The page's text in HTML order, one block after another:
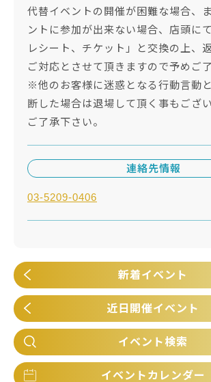
代替イベントの開催が困難な場合、
ントに参加が出来ない場合、店頭に
レシート、チケット」と交換の上、
ご対応とさせて頂きますので予めご
※他のお客様に迷惑となる行動言動
断した場合は退場して頂く事もござ
ご了承下さい。
連絡先情報
03-5209-0406
新着イベント
近日開催イベント
イベント検索
イベントカレンダー